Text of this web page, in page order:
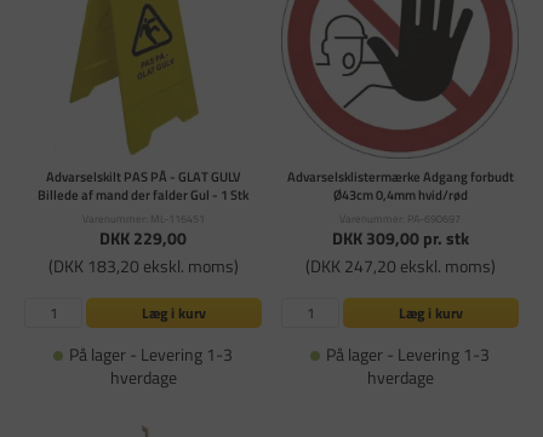
Advarselskilt PAS PÅ - GLAT GULV
Billede af mand der falder Gul - 1 Stk
Varenummer: ML-116451
DKK 229,00
(DKK 183,20 ekskl. moms)
Læg i kurv
På lager - Levering 1-3
hverdage
Advarselsklistermærke Adgang forbudt
Ø43cm 0,4mm hvid/rød
Varenummer: PA-690697
DKK 309,00pr. stk
(DKK 247,20 ekskl. moms)
Læg i kurv
På lager - Levering 1-3
hverdage